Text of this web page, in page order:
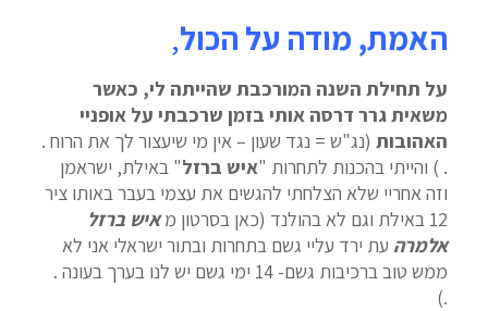
האמת, מודה על הכול,
על תחילת השנה המורכבת שהייתה לי, כאשר
משאית גרר דרסה אותי בזמן שרכבתי על אופניי
האהובות(נג"ש = נגד שעון – אין מי שיעצור לך את הרוח .
. ) והייתי בהכנות לתחרות "איש ברזל" באילת, ישראמן
וזה אחריי שלא הצלחתי להגשים את עצמי בעבר באותו ציר
12 באילת וגם לא בהולנד (כאן בסרטון מ
איש ברזל
אלמרה עת ירד עליי גשם בתחרות ובתור ישראלי אני לא
ממש טוב ברכיבות גשם- 14 ימי גשם יש לנו בערך בעונה .
.)